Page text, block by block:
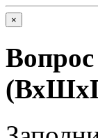
×
Вопрос